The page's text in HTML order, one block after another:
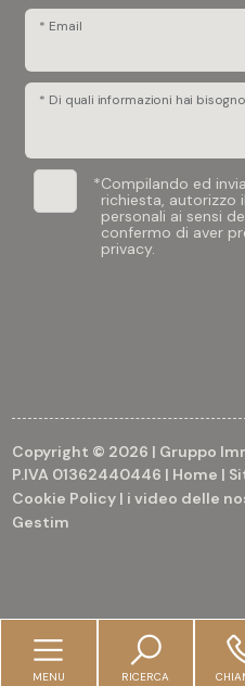
* Email
* Di quali informazioni hai
*Compilando ed
richiesta,
personali ai sensi
confermo di aver
privacy.
Copyright © 2026 | Gruppo
P.IVA 01362440446 | Home |
Cookie Policy | i video delle
Gestim
MENU RICERCA